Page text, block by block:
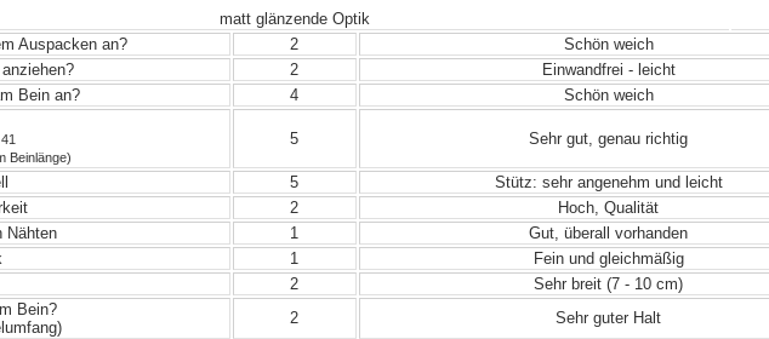
matt glänzende Optik
Auspacken an? 2
Schön weich
2
Einwandfrei - leicht
Bein an?
4
Schön weich
Beinlänge)
5 Sehr gut, genau richtig
5
Stütz: sehr angenehm und leicht
2
Hoch, Qualität
Nähten
1
Gut, überall vorhanden
1
Fein und gleichmäßig
2
Sehr breit (7 - 10 cm)
Bein?
2
Sehr guter Halt